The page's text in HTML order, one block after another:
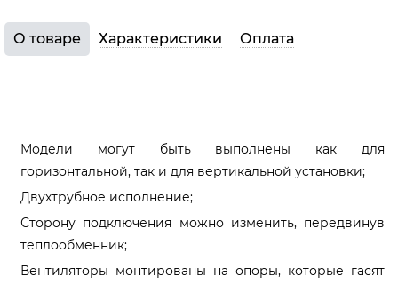
О товаре Характеристики Оплата
Модели могут быть выполнены как для
горизонтальной, так и для вертикальной установки;
Двухтрубное исполнение;
Сторону подключения можно изменить, передвинув
теплообменник;
Вентиляторы монтированы на опоры, которые гасят